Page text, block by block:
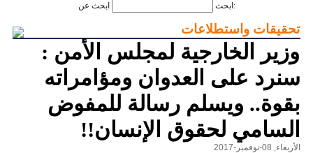
ابحث ابحث عن:
تحقيقات واستطلاعات
وزير الخارجية لمجلس الأمن :
سنرد على العدوان ومؤامراته
بقوة.. ويسلم رسالة للمفوض
السامي لحقوق الإنسان!!
الأربعاء, 08-نوفمبر-2017